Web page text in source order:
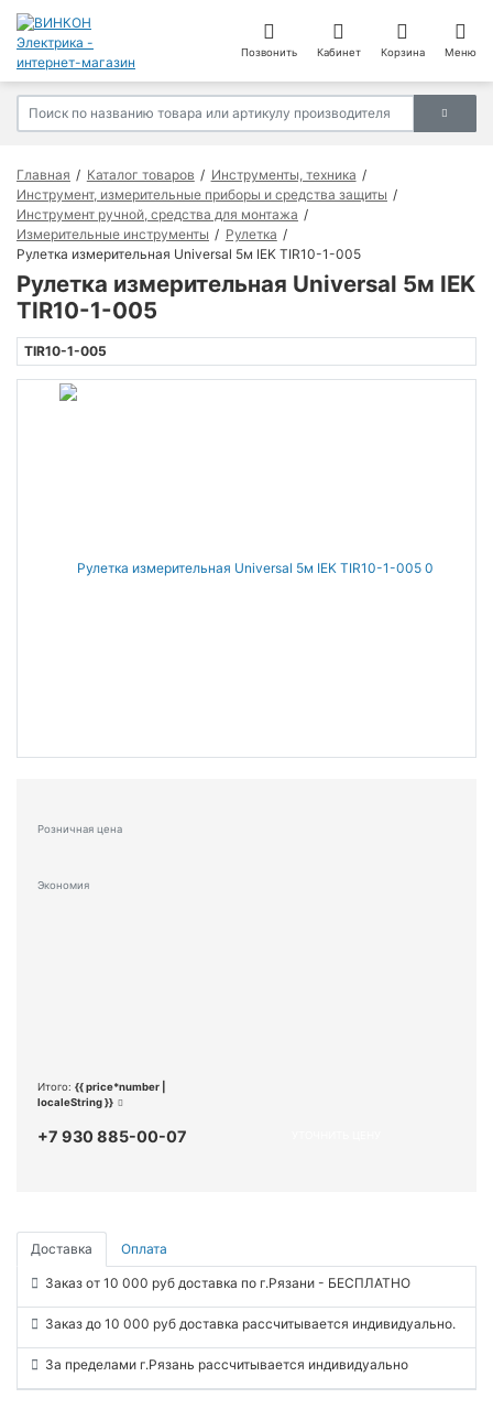
Позвонить Кабинет Корзина Меню
Главная Каталог товаров
Инструменты, техника
Инструмент, измерительные приборы и средства защиты
Инструмент ручной, средства для монтажа
Измерительные инструменты
Рулетка
Рулетка измерительная Universal 5м IEK TIR10-1-005
Рулетка измерительная Universal 5м IEK
TIR10-1-005
TIR10-1-005
Розничная цена
Экономия
Итого: {{ price*number |
localeString }}
+7 930 885-00-07
Доставка Оплата
Заказ от 10 000 руб доставка по г.Рязани - БЕСПЛАТНО
Заказ до 10 000 руб доставка рассчитывается индивидуально.
За пределами г.Рязань рассчитывается индивидуально